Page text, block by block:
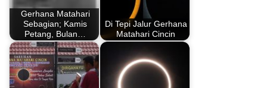
Gerhana Matahari
Sebagian; Kamis
Petang, Bulan…
Di Tepi Jalur Gerhana
Matahari Cincin